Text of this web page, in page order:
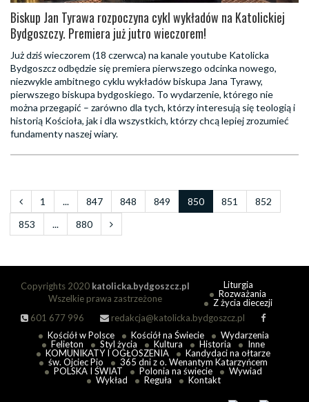
Biskup Jan Tyrawa rozpoczyna cykl wykładów na Katolickiej
Bydgoszczy. Premiera już jutro wieczorem!
Już dziś wieczorem (18 czerwca) na kanale youtube Katolicka
Bydgoszcz odbędzie się premiera pierwszego odcinka nowego,
niezwykle ambitnego cyklu wykładów biskupa Jana Tyrawy,
pierwszego biskupa bydgoskiego. To wydarzenie, którego nie
można przegapić – zarówno dla tych, którzy interesują się teologią i
historią Kościoła, jak i dla wszystkich, którzy chcą lepiej zrozumieć
fundamenty naszej wiary.
1 ... 847 848 849 850 851
852
853
... 880
Copyrights 2020 katolicka.bydgoszcz.pl
Wszelkie prawa zastrzeżone
601 677 996
redakcja@katolicka.bydgoszcz.pl
Liturgia
Rozważania
Z życia diecezji
Kościół w Polsce Kościół na Świecie
Wydarzenia
Felieton
Styl życia Kultura Historia
Inne
KOMUNIKATY I OGŁOSZENIA
Kandydaci na ołtarze
św. Ojciec Pio
365 dni z o. Wenantym Katarzyńcem
POLSKA I ŚWIAT
Polonia na świecie
Wywiad
Wykład
Reguła Kontakt